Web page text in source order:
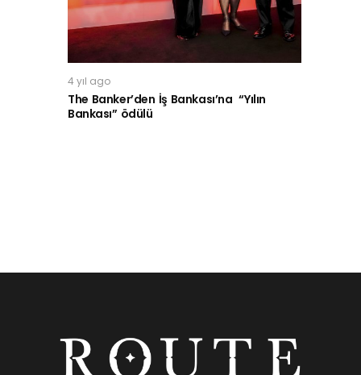
4 yıl ago
The Banker’den İş Bankası’na “Yılın
Bankası” ödülü